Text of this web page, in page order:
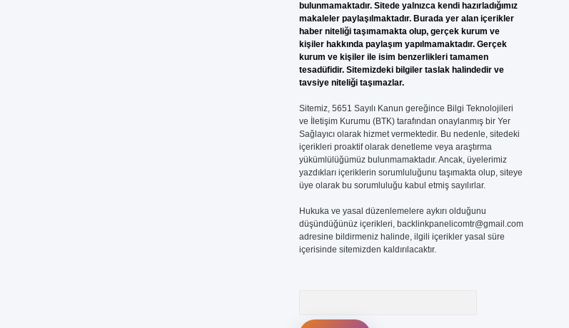
bulunmamaktadır. Sitede yalnızca kendi hazırladığımız
makaleler paylaşılmaktadır. Burada yer alan içerikler
haber niteliği taşımamakta olup, gerçek kurum ve
kişiler hakkında paylaşım yapılmamaktadır. Gerçek
kurum ve kişiler ile isim benzerlikleri tamamen
tesadüfidir. Sitemizdeki bilgiler taslak halindedir ve
tavsiye niteliği taşımazlar.
Sitemiz, 5651 Sayılı Kanun gereğince Bilgi Teknolojileri
ve İletişim Kurumu (BTK) tarafından onaylanmış bir Yer
Sağlayıcı olarak hizmet vermektedir. Bu nedenle, sitedeki
içerikleri proaktif olarak denetleme veya araştırma
yükümlülüğümüz bulunmamaktadır. Ancak, üyelerimiz
yazdıkları içeriklerin sorumluluğunu taşımakta olup, siteye
üye olarak bu sorumluluğu kabul etmiş sayılırlar.
Hukuka ve yasal düzenlemelere aykırı olduğunu
düşündüğünüz içerikleri, backlinkpanelicomtr@gmail.com
adresine bildirmeniz halinde, ilgili içerikler yasal süre
içerisinde sitemizden kaldırılacaktır.